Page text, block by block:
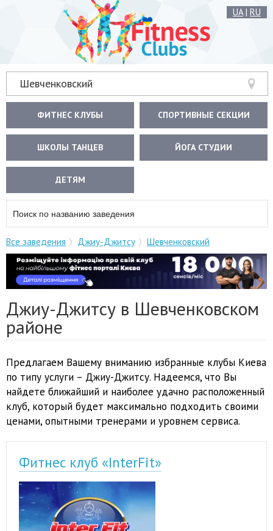
UA| RU
Шевченковский
ФИТНЕС КЛУБЫ СПОРТИВНЫЕ СЕКЦИИ
ШКОЛЫ ТАНЦЕВ ЙОГА СТУДИИ
ДЕТЯМ
Все заведения Джиу-Джитсу Шевченковский
Джиу-Джитсу в Шевченковском
районе
Предлагаем Вашему вниманию избранные клубы Киева
по типу услуги – Джиу-Джитсу. Надеемся, что Вы
найдете ближайший и наиболее удачно расположенный
клуб, который будет максимально подходить своими
ценами, опытными тренерами и уровнем сервиса.
Фитнес клуб «InterFit»